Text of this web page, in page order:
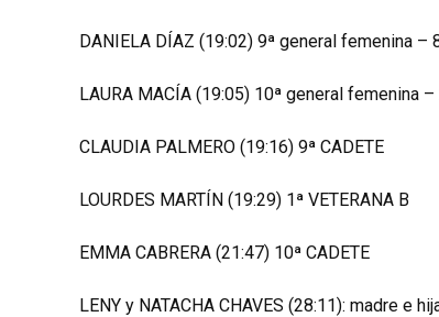
DANIELA DÍAZ (19:02) 9ª general femenina –
LAURA MACÍA (19:05) 10ª general femenina –
CLAUDIA PALMERO (19:16) 9ª CADETE
LOURDES MARTÍN (19:29) 1ª VETERANA B
EMMA CABRERA (21:47) 10ª CADETE
LENY y NATACHA CHAVES (28:11): madre e